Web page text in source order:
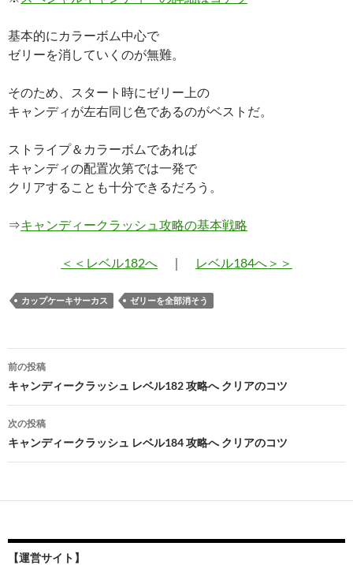
基本的にカラーボム中心で
ゼリーを消していくのが無難。
そのため、スタート時にゼリー上の
キャンディが左右同じ色であるのがベストだ。
ストライプ＆カラーボムであれば
キャンディの配置次第では一発で
クリアすることも十分できるだろう。
⇒キャンディークラッシュ攻略の基本戦略
＜＜レベル182へ ｜ レベル184へ＞＞
カップケーキサーカス ゼリーを全部消そう
投
稿
ナ
ビ
ゲ
ー
ョ
前の投稿
キャンディークラッシュ レベル182 攻略へ クリアのコツ
次の投稿
キャンディークラッシュ レベル184 攻略へ クリアのコツ
【運営サイト】